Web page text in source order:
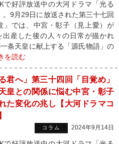
で好評放送中の大河ドラマ「光る
。9月29日に放送された第三十七回
」では、中宮・彰子（見上愛）が
産した後の人々の日常が描かれ
条天皇に献上する「源氏物語」の
を読む
る君へ」第三十四回「目覚め」
皇との関係に悩む中宮・彰子
た変化の兆し【大河ドラマコ
コラム 2024年9月14日